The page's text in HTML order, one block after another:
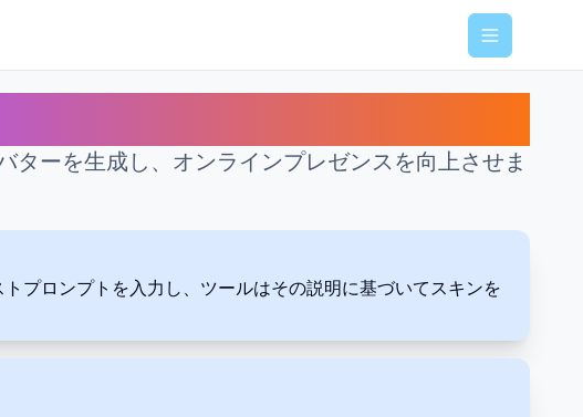
Menu
ーを生成し、オンラインプレゼンスを向上させま
プロンプトを入力し、ツールはその説明に基づいてスキンを